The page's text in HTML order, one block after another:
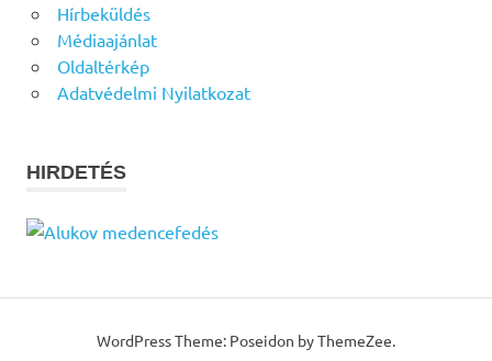
Hírbeküldés
Médiaajánlat
Oldaltérkép
Adatvédelmi Nyilatkozat
HIRDETÉS
WordPress Theme: Poseidon by ThemeZee.